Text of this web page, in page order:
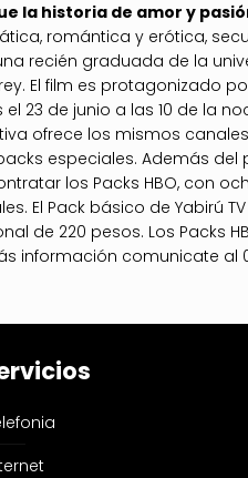
la historia de amor y
romántica y erótica,
recién graduada de la
El film es protagonizado
23 de junio a las 10 de la
ofrece los mismos
especiales. Además del
los Packs HBO, con
El Pack básico de Yabirú
de 220 pesos. Los Packs
información comunicate al